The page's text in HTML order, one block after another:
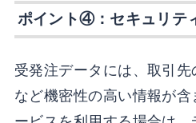
ポイント④：セキュリテ
受発注データには、取引
など機密性の高い情報が